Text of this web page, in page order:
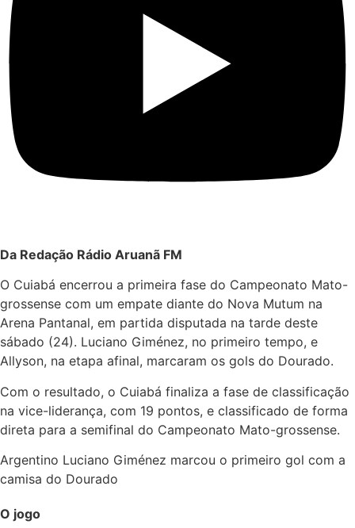
Da Redação Rádio Aruanã FM
O Cuiabá encerrou a primeira fase do Campeonato Mato-
grossense com um empate diante do Nova Mutum na
Arena Pantanal, em partida disputada na tarde deste
sábado (24). Luciano Giménez, no primeiro tempo, e
Allyson, na etapa afinal, marcaram os gols do Dourado.
Com o resultado, o Cuiabá finaliza a fase de classificação
na vice-liderança, com 19 pontos, e classificado de forma
direta para a semifinal do Campeonato Mato-grossense.
Argentino Luciano Giménez marcou o primeiro gol com a
camisa do Dourado
O jogo